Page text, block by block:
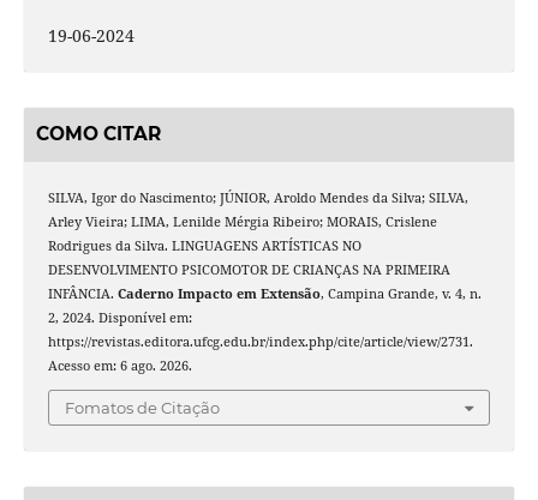
19-06-2024
COMO CITAR
SILVA, Igor do Nascimento; JÚNIOR, Aroldo Mendes da Silva; SILVA,
Arley Vieira; LIMA, Lenilde Mérgia Ribeiro; MORAIS, Crislene
Rodrigues da Silva. LINGUAGENS ARTÍSTICAS NO
DESENVOLVIMENTO PSICOMOTOR DE CRIANÇAS NA PRIMEIRA
INFÂNCIA. Caderno Impacto em Extensão, Campina Grande, v. 4, n.
2, 2024. Disponível em:
https://revistas.editora.ufcg.edu.br/index.php/cite/article/view/2731.
Acesso em: 6 ago. 2026.
Fomatos de Citação